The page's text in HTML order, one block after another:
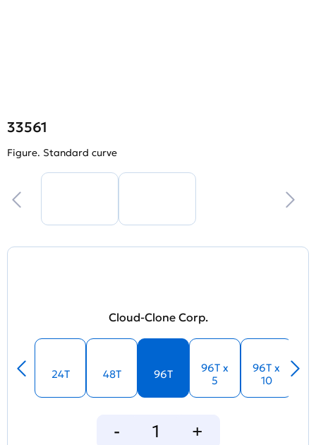
33561
Figure. Standard curve
Cloud-Clone Corp.
24T 48T 96T
96T x
5
96T x
10